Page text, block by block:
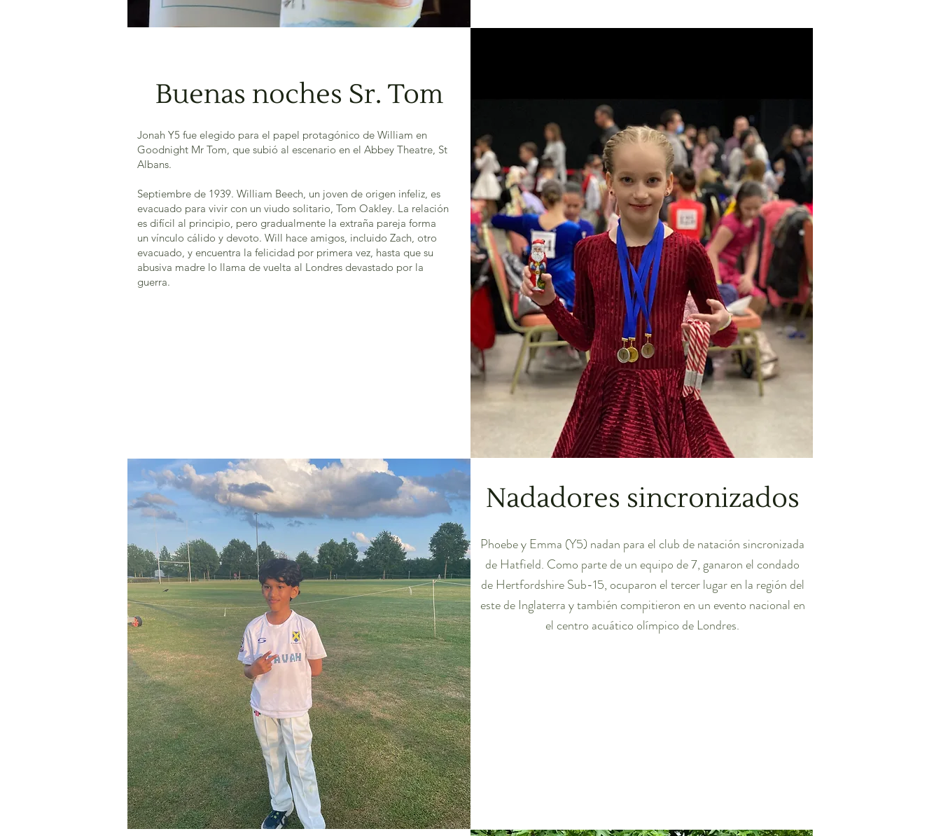
Buenas noches Sr. Tom
Jonah Y5 fue elegido para el papel protagónico de William en
Goodnight Mr Tom, que subió al escenario en el Abbey Theatre, St
Albans.
Septiembre de 1939. William Beech, un joven de origen infeliz, es
evacuado para vivir con un viudo solitario, Tom Oakley. La relación
es difícil al principio, pero gradualmente la extraña pareja forma
un vínculo cálido y devoto. Will hace amigos, incluido Zach, otro
evacuado, y encuentra la felicidad por primera vez, hasta que su
abusiva madre lo llama de vuelta al Londres devastado por la
guerra.
Nadadores sincronizados
Phoebe y Emma (Y5) nadan para el club de natación sincronizada
de Hatfield. Como parte de un equipo de 7, ganaron el condado
de Hertfordshire Sub-15, ocuparon el tercer lugar en la región del
este de Inglaterra y también compitieron en un evento nacional en
el centro acuático olímpico de Londres.